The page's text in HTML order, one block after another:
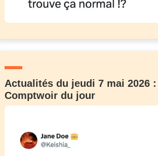
Actualités du jeudi 7 mai 2026
Comptwoir du jour